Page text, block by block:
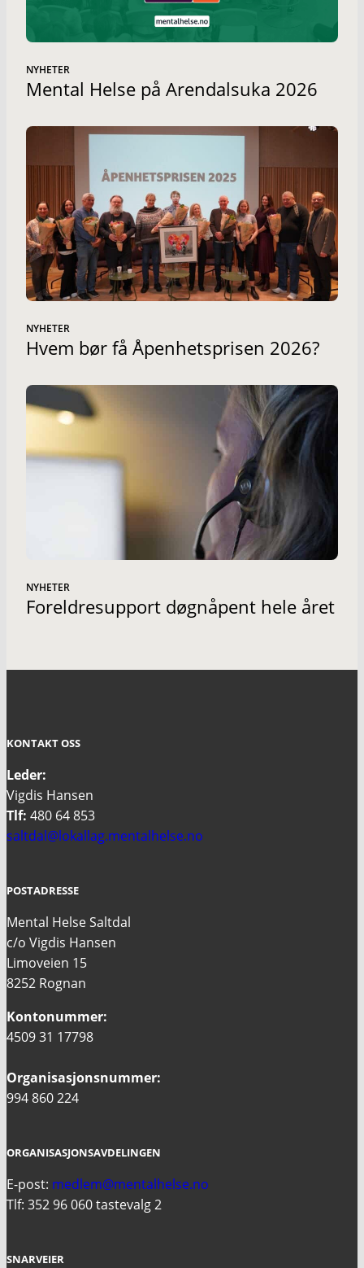
NYHETER
Mental Helse på Arendalsuka 2026
NYHETER
Hvem bør få Åpenhetsprisen 2026?
NYHETER
Foreldresupport døgnåpent hele året
KONTAKT OSS
Leder:
Vigdis Hansen
Tlf: 480 64 853
saltdal@lokallag.mentalhelse.no
POSTADRESSE
Mental Helse Saltdal
c/o Vigdis Hansen
Limoveien 15
8252 Rognan
Kontonummer:
4509 31 17798
Organisasjonsnummer:
994 860 224
ORGANISASJONSAVDELINGEN
E-post: medlem@mentalhelse.no
Tlf: 352 96 060 tastevalg 2
SNARVEIER